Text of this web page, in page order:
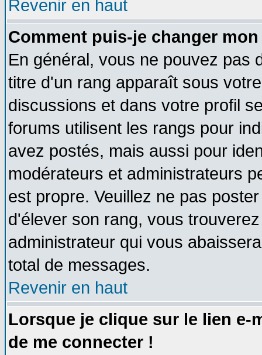
Revenir en haut
Comment puis-je changer
En général, vous ne pouvez pas
titre d'un rang apparaît sous
discussions et dans votre profil
forums utilisent les rangs pour
avez postés, mais aussi pour
modérateurs et administrateurs
est propre. Veuillez ne pas
d'élever son rang, vous
administrateur qui vous
total de messages.
Revenir en haut
Lorsque je clique sur le lien e-
de me connecter !